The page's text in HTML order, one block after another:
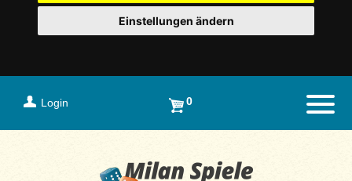
Einstellungen ändern
Login 0